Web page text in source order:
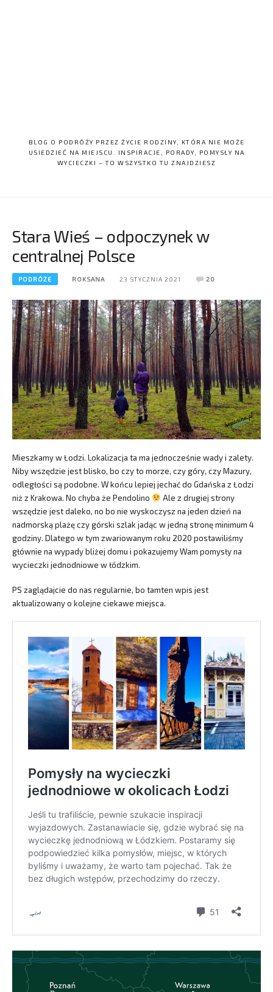
BLOG O PODRÓŻY PRZEZ ŻYCIE RODZINY, KTÓRA NIE MOŻE
USIEDZIEĆ NA MIEJSCU. INSPIRACJE, PORADY, POMYSŁY NA
WYCIECZKI – TO WSZYSTKO TU ZNAJDZIESZ
Stara Wieś – odpoczynek w
centralnej Polsce
PODRÓŻE ROKSANA 23 STYCZNIA 2021 20
Mieszkamy w Łodzi. Lokalizacja ta ma jednocześnie wady i zalety.
Niby wszędzie jest blisko, bo czy to morze, czy góry, czy Mazury,
odległości są podobne. W końcu lepiej jechać do Gdańska z Łodzi
niż z Krakowa. No chyba że Pendolino
Ale z drugiej strony
wszędzie jest daleko, no bo nie wyskoczysz na jeden dzień na
nadmorską plażę czy górski szlak jadąc w jedną stronę minimum 4
godziny. Dlatego w tym zwariowanym roku 2020 postawiliśmy
głównie na wypady bliżej domu i pokazujemy Wam pomysły na
wycieczki jednodniowe w łódzkim.
PS zaglądajcie do nas regularnie, bo tamten wpis jest
aktualizowany o kolejne ciekawe miejsca.